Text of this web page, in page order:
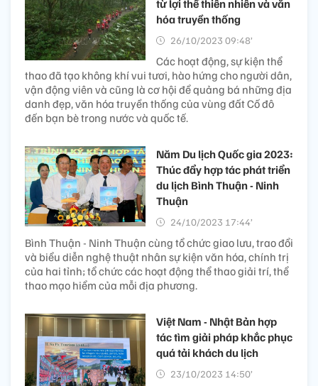
từ lợi thế thiên nhiên và văn
hóa truyền thống
26/10/2023 09:48’
Các hoạt động, sự kiện thể
thao đã tạo không khí vui tươi, hào hứng cho người dân,
vận động viên và cũng là cơ hội để quảng bá những địa
danh đẹp, văn hóa truyền thống của vùng đất Cố đô
đến bạn bè trong nước và quốc tế.
Năm Du lịch Quốc gia 2023:
Thúc đẩy hợp tác phát triển
du lịch Bình Thuận - Ninh
Thuận
24/10/2023 17:44’
Bình Thuận - Ninh Thuận cùng tổ chức giao lưu, trao đổi
và biểu diễn nghệ thuật nhân sự kiện văn hóa, chính trị
của hai tỉnh; tổ chức các hoạt động thể thao giải trí, thể
thao mạo hiểm của mỗi địa phương.
Việt Nam - Nhật Bản hợp
tác tìm giải pháp khắc phục
quá tải khách du lịch
23/10/2023 14:50’